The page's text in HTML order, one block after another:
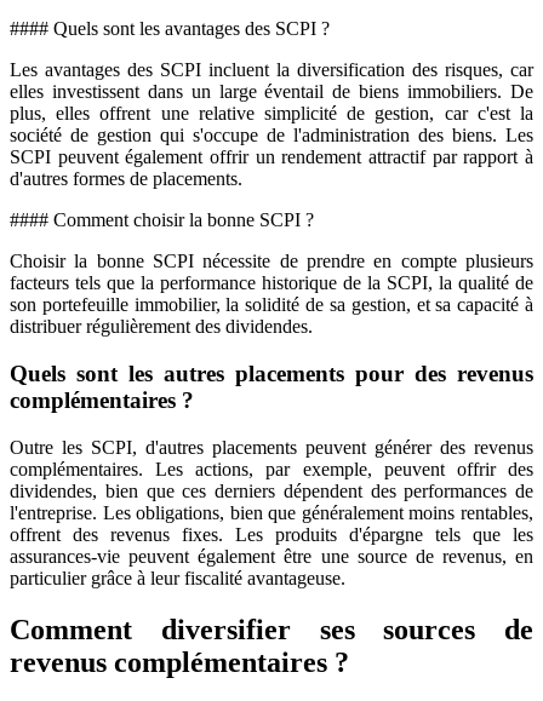
#### Quels sont les avantages des SCPI ?
Les avantages des SCPI incluent la diversification des risques, car
elles investissent dans un large éventail de biens immobiliers. De
plus, elles offrent une relative simplicité de gestion, car c'est la
société de gestion qui s'occupe de l'administration des biens. Les
SCPI peuvent également offrir un rendement attractif par rapport à
d'autres formes de placements.
#### Comment choisir la bonne SCPI ?
Choisir la bonne SCPI nécessite de prendre en compte plusieurs
facteurs tels que la performance historique de la SCPI, la qualité de
son portefeuille immobilier, la solidité de sa gestion, et sa capacité à
distribuer régulièrement des dividendes.
Quels sont les autres placements pour des revenus
complémentaires ?
Outre les SCPI, d'autres placements peuvent générer des revenus
complémentaires. Les actions, par exemple, peuvent offrir des
dividendes, bien que ces derniers dépendent des performances de
l'entreprise. Les obligations, bien que généralement moins rentables,
offrent des revenus fixes. Les produits d'épargne tels que les
assurances-vie peuvent également être une source de revenus, en
particulier grâce à leur fiscalité avantageuse.
Comment diversifier ses sources de
revenus complémentaires ?